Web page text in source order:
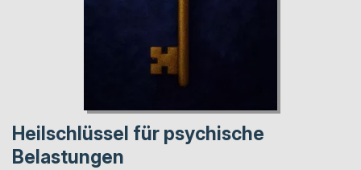
Heilschlüssel für psychische
Belastungen